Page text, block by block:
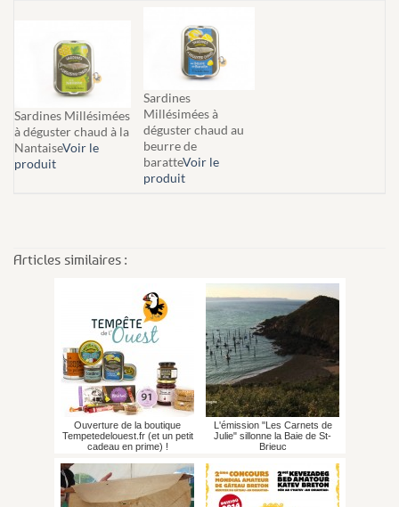
Sardines Millésimées
à déguster chaud à la
NantaiseVoir le
produit
Sardines
Millésimées à
déguster chaud au
beurre de
baratteVoir le
produit
Articles similaires :
Ouverture de la boutique
Tempetedelouest.fr (et un petit
cadeau en prime) !
L'émission "Les Carnets de
Julie" sillonne la Baie de St-
Brieuc